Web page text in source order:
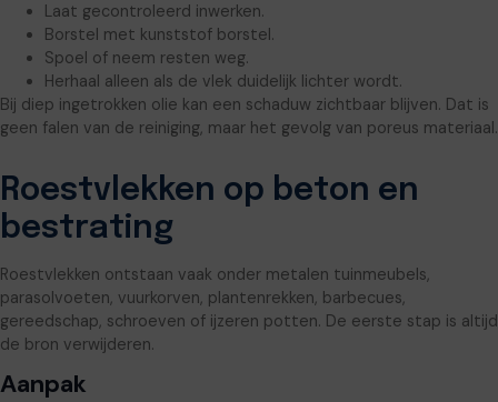
Laat gecontroleerd inwerken.
Borstel met kunststof borstel.
Spoel of neem resten weg.
Herhaal alleen als de vlek duidelijk lichter wordt.
Bij diep ingetrokken olie kan een schaduw zichtbaar blijven. Dat is
geen falen van de reiniging, maar het gevolg van poreus materiaal.
Roestvlekken op beton en
bestrating
Roestvlekken ontstaan vaak onder metalen tuinmeubels,
parasolvoeten, vuurkorven, plantenrekken, barbecues,
gereedschap, schroeven of ijzeren potten. De eerste stap is altijd
de bron verwijderen.
Aanpak